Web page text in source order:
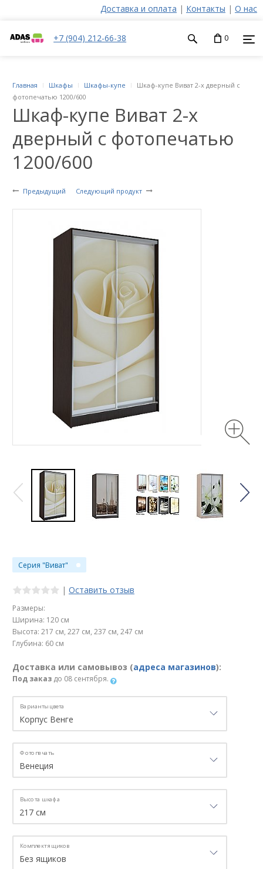
Доставка и оплата | Контакты | О нас
+7 (904) 212-66-38 0
Шкаф-купе Виват 2-х
дверный с фотопечатью
1200/600
Предыдущий Следующий продукт
Главная Шкафы Шкафы-купе
Шкаф-купе Виват 2-х дверный с
фотопечатью 1200/600
Серия "Виват"
| Оставить отзыв
Размеры:
Ширина: 120 см
Высота: 217 см, 227 см, 237 см, 247 см
Глубина: 60 см
Доставка или самовывоз (адреса магазинов):
Под заказ до 08 сентября.
Варианты цвета
Фотопечать
Высота шкафа
Комплект ящиков